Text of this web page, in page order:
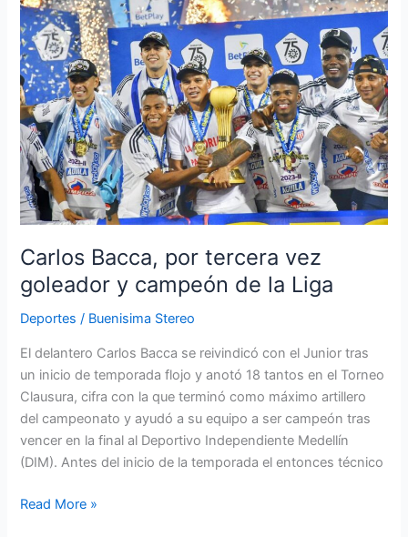
Carlos Bacca, por tercera vez
goleador y campeón de la Liga
Deportes / Buenisima Stereo
El delantero Carlos Bacca se reivindicó con el Junior tras
un inicio de temporada flojo y anotó 18 tantos en el Torneo
Clausura, cifra con la que terminó como máximo artillero
del campeonato y ayudó a su equipo a ser campeón tras
vencer en la final al Deportivo Independiente Medellín
(DIM). Antes del inicio de la temporada el entonces técnico
Bacca,
por
tercera
vez
goleador
y
campeón
de
la
Liga
Read More »